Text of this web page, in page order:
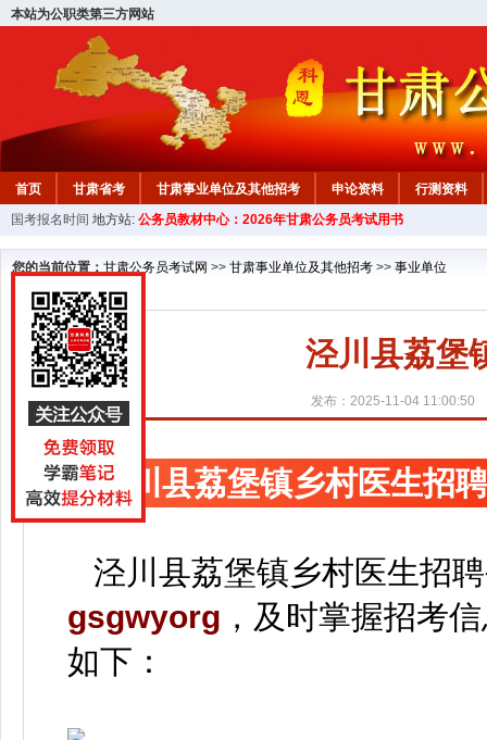
本站为公职类第三方网站
首页 甘肃省考 甘肃事业单位及其他招考 申论资料
行测资料
国考报名时间 地方站: 公务员教材中心：2026年甘肃公务员考试用书
您的当前位置： 甘肃公务员考试网 >> 甘肃事业单位及其他招考 >> 事业单位
泾川县荔堡
发布：2025-11-04 11:00:50
泾川县荔堡镇乡村医生招
泾川县荔堡镇乡村医生招
gsgwyorg ， 及时掌握招考
如下：